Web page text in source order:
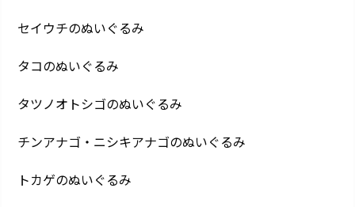
セイウチのぬいぐるみ
タコのぬいぐるみ
タツノオトシゴのぬいぐるみ
チンアナゴ・ニシキアナゴのぬいぐるみ
トカゲのぬいぐるみ